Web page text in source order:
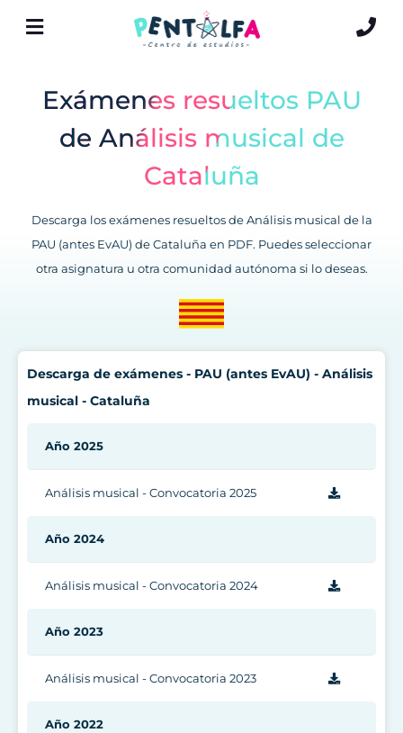
Exámenes resueltos PAU
de Análisis musical de
Cataluña
Descarga los exámenes resueltos de Análisis musical de la
PAU (antes EvAU) de Cataluña en PDF. Puedes seleccionar
otra asignatura u otra comunidad autónoma si lo deseas.
Descarga de exámenes - PAU (antes EvAU) - Análisis
musical - Cataluña
Año 2025
Análisis musical - Convocatoria 2025
Año 2024
Análisis musical - Convocatoria 2024
Año 2023
Análisis musical - Convocatoria 2023
Año 2022